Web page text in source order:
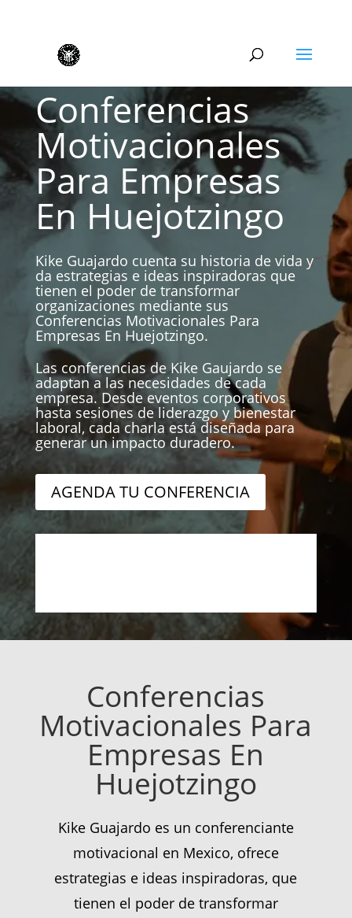
Conferencias
Motivacionales
Para Empresas
En Huejotzingo
Kike Guajardo cuenta su historia de vida y
da estrategias e ideas inspiradoras que
tienen el poder de transformar
organizaciones mediante sus
Conferencias Motivacionales Para
Empresas En Huejotzingo.
Las conferencias de Kike Gaujardo se
adaptan a las necesidades de cada
empresa. Desde eventos corporativos
hasta sesiones de liderazgo y bienestar
laboral, cada charla está diseñada para
generar un impacto duradero.
AGENDA TU CONFERENCIA
Conferencias
Motivacionales Para
Empresas En
Huejotzingo
Kike Guajardo es un conferenciante
motivacional en Mexico, ofrece
estrategias e ideas inspiradoras, que
tienen el poder de transformar